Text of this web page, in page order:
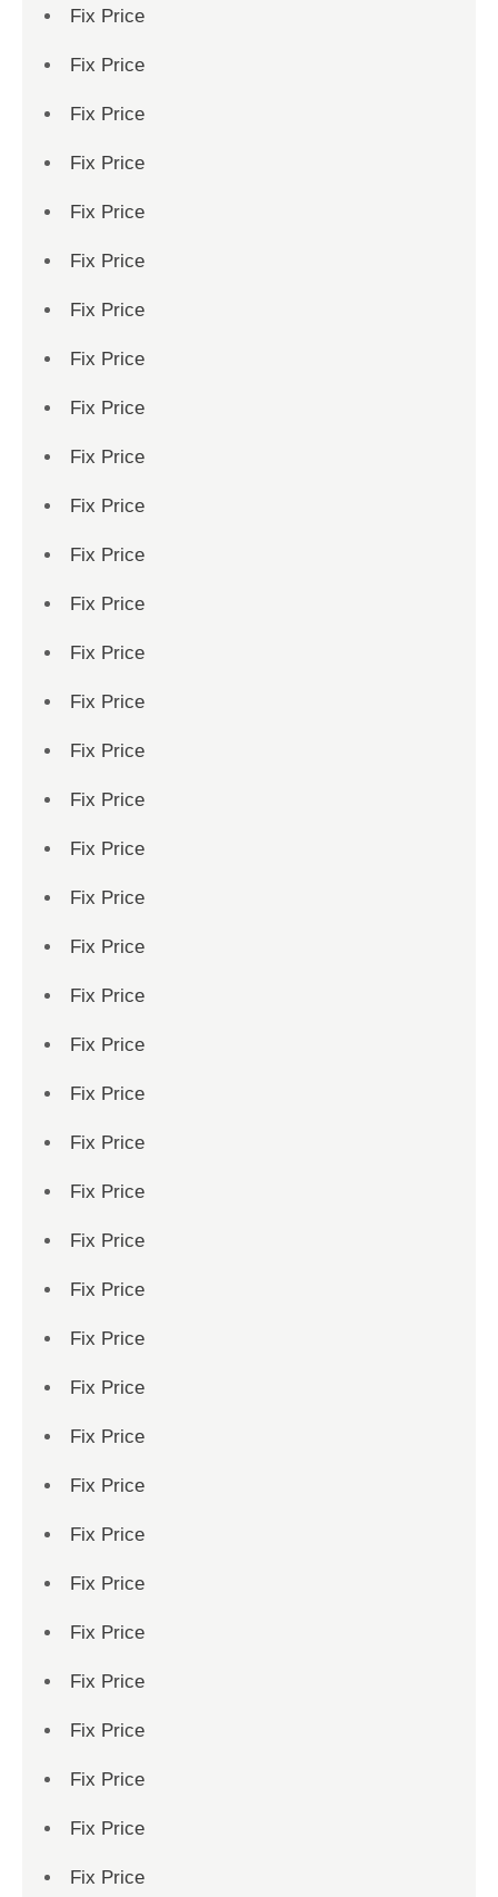
Fix Price
Fix Price
Fix Price
Fix Price
Fix Price
Fix Price
Fix Price
Fix Price
Fix Price
Fix Price
Fix Price
Fix Price
Fix Price
Fix Price
Fix Price
Fix Price
Fix Price
Fix Price
Fix Price
Fix Price
Fix Price
Fix Price
Fix Price
Fix Price
Fix Price
Fix Price
Fix Price
Fix Price
Fix Price
Fix Price
Fix Price
Fix Price
Fix Price
Fix Price
Fix Price
Fix Price
Fix Price
Fix Price
Fix Price